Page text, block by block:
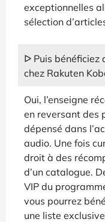
exceptionnelles
sélection
ᐅ Puis bénéficiez
chez Rakuten
Oui, l’enseigne
en reversant des
dépensé dans
audio. Une fois
droit à des
d’un catalogue.
VIP du
vous pourrez
une liste